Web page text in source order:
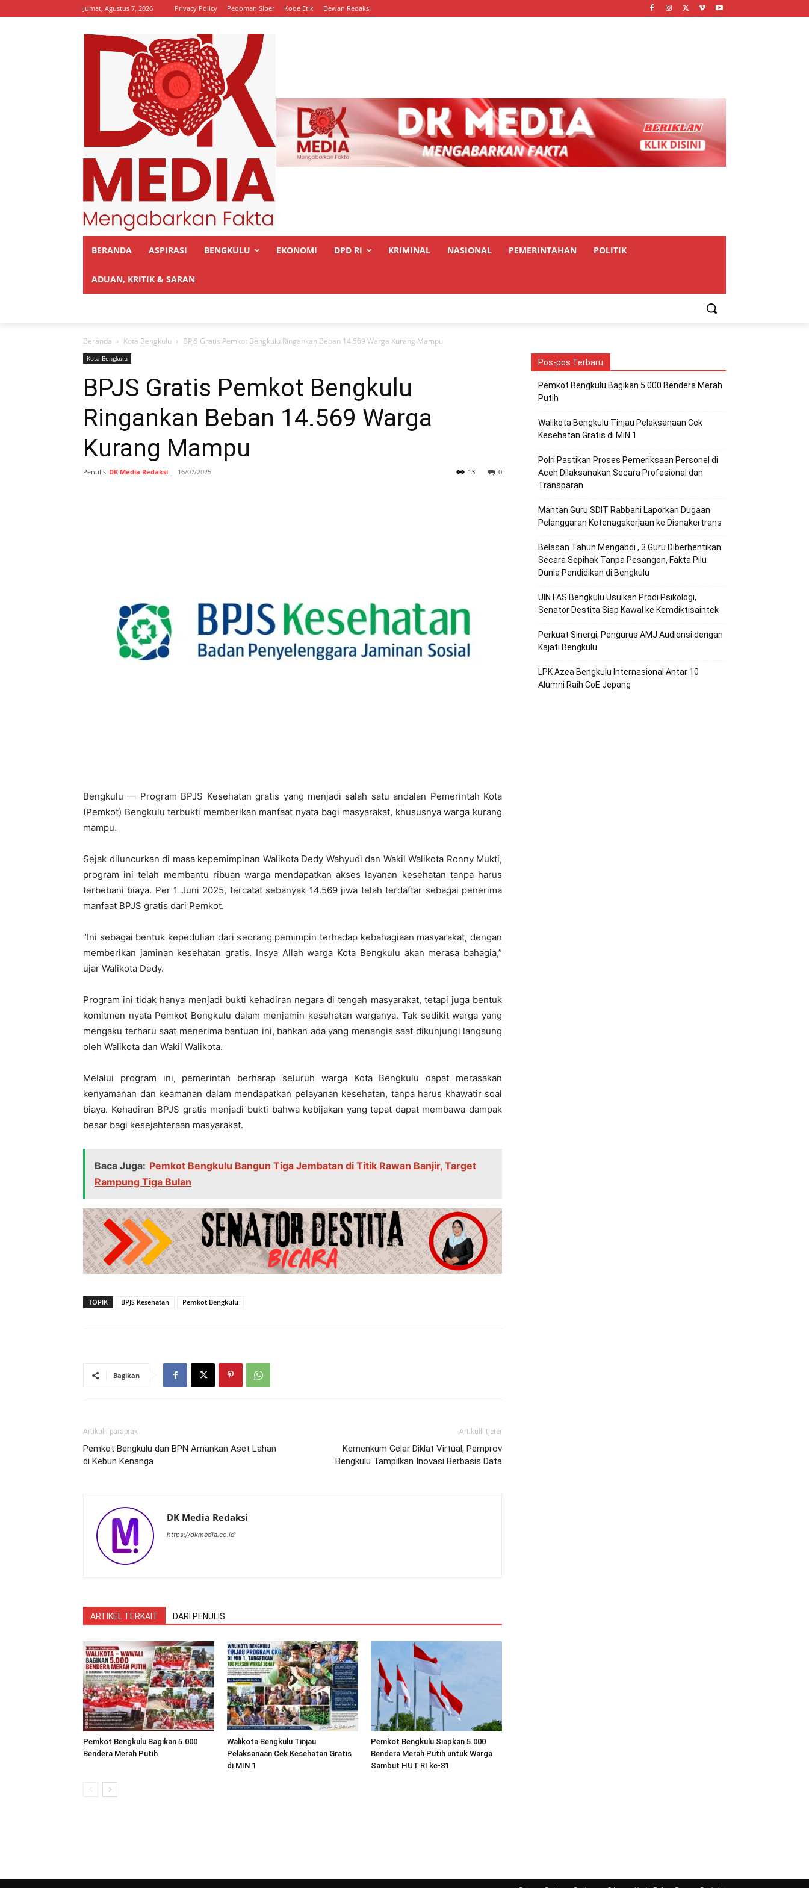
Jumat, Agustus 7, 2026 Privacy Policy Pedoman Siber Kode Etik Dewan Redaksi
BERANDA ASPIRASI BENGKULU EKONOMI DPD RI KRIMINAL NASIONAL PEMERINTAHAN POLITIK
ADUAN, KRITIK & SARAN
Beranda Kota Bengkulu BPJS Gratis Pemkot Bengkulu Ringankan Beban 14.569 Warga Kurang Mampu
Kota Bengkulu
BPJS Gratis Pemkot Bengkulu
Ringankan Beban 14.569 Warga
Kurang Mampu
Penulis DK Media Redaksi - 16/07/2025 0
13
Bengkulu — Program BPJS Kesehatan gratis yang menjadi salah satu andalan Pemerintah Kota
(Pemkot) Bengkulu terbukti memberikan manfaat nyata bagi masyarakat, khususnya warga kurang
mampu.
Sejak diluncurkan di masa kepemimpinan Walikota Dedy Wahyudi dan Wakil Walikota Ronny Mukti,
program ini telah membantu ribuan warga mendapatkan akses layanan kesehatan tanpa harus
terbebani biaya. Per 1 Juni 2025, tercatat sebanyak 14.569 jiwa telah terdaftar sebagai penerima
manfaat BPJS gratis dari Pemkot.
“Ini sebagai bentuk kepedulian dari seorang pemimpin terhadap kebahagiaan masyarakat, dengan
memberikan jaminan kesehatan gratis. Insya Allah warga Kota Bengkulu akan merasa bahagia,”
ujar Walikota Dedy.
Program ini tidak hanya menjadi bukti kehadiran negara di tengah masyarakat, tetapi juga bentuk
komitmen nyata Pemkot Bengkulu dalam menjamin kesehatan warganya. Tak sedikit warga yang
mengaku terharu saat menerima bantuan ini, bahkan ada yang menangis saat dikunjungi langsung
oleh Walikota dan Wakil Walikota.
Melalui program ini, pemerintah berharap seluruh warga Kota Bengkulu dapat merasakan
kenyamanan dan keamanan dalam mendapatkan pelayanan kesehatan, tanpa harus khawatir soal
biaya. Kehadiran BPJS gratis menjadi bukti bahwa kebijakan yang tepat dapat membawa dampak
besar bagi kesejahteraan masyarakat.
Baca Juga: Pemkot Bengkulu Bangun Tiga Jembatan di Titik Rawan Banjir, Target
Rampung Tiga Bulan
TOPIK BPJS Kesehatan Pemkot Bengkulu
Bagikan
Artikulli paraprak
Pemkot Bengkulu dan BPN Amankan Aset Lahan
di Kebun Kenanga
Artikulli tjetër
Kemenkum Gelar Diklat Virtual, Pemprov
Bengkulu Tampilkan Inovasi Berbasis Data
DK Media Redaksi
https://dkmedia.co.id
ARTIKEL TERKAIT DARI PENULIS
Pemkot Bengkulu Bagikan 5.000
Bendera Merah Putih
Walikota Bengkulu Tinjau
Pelaksanaan Cek Kesehatan Gratis
di MIN 1
Pemkot Bengkulu Siapkan 5.000
Bendera Merah Putih untuk Warga
Sambut HUT RI ke-81
Pos-pos Terbaru
Pemkot Bengkulu Bagikan 5.000 Bendera Merah
Putih
Walikota Bengkulu Tinjau Pelaksanaan Cek
Kesehatan Gratis di MIN 1
Polri Pastikan Proses Pemeriksaan Personel di
Aceh Dilaksanakan Secara Profesional dan
Transparan
Mantan Guru SDIT Rabbani Laporkan Dugaan
Pelanggaran Ketenagakerjaan ke Disnakertrans
Belasan Tahun Mengabdi , 3 Guru Diberhentikan
Secara Sepihak Tanpa Pesangon, Fakta Pilu
Dunia Pendidikan di Bengkulu
UIN FAS Bengkulu Usulkan Prodi Psikologi,
Senator Destita Siap Kawal ke Kemdiktisaintek
Perkuat Sinergi, Pengurus AMJ Audiensi dengan
Kajati Bengkulu
LPK Azea Bengkulu Internasional Antar 10
Alumni Raih CoE Jepang